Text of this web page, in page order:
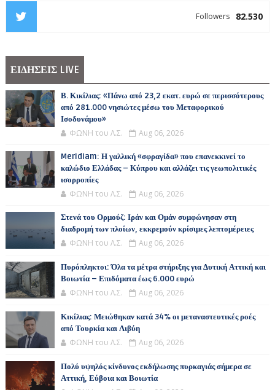
82.530
Followers
ΕΙΔΗΣΕΙΣ LIVE
Β. Κικίλιας: «Πάνω από 23,2 εκατ. ευρώ σε περισσότερους
από 281.000 νησιώτες μέσω του Μεταφορικού
Ισοδυνάμου»
ΦΩΝΗ του Λ.Σ. Aug 06, 2026
Meridiam: Η γαλλική «σφραγίδα» που επανεκκινεί το
καλώδιο Ελλάδας – Κύπρου και αλλάζει τις γεωπολιτικές
ισορροπίες
ΦΩΝΗ του Λ.Σ. Aug 06, 2026
Στενά του Ορμούζ: Ιράν και Ομάν συμφώνησαν στη
διαδρομή των πλοίων, εκκρεμούν κρίσιμες λεπτομέρειες
ΦΩΝΗ του Λ.Σ. Aug 06, 2026
Πυρόπληκτοι: Όλα τα μέτρα στήριξης για Δυτική Αττική και
Βοιωτία – Επιδόματα έως 6.000 ευρώ
ΦΩΝΗ του Λ.Σ. Aug 06, 2026
Κικίλιας: Μειώθηκαν κατά 34% οι μεταναστευτικές ροές
από Τουρκία και Λιβύη
ΦΩΝΗ του Λ.Σ. Aug 06, 2026
Πολύ υψηλός κίνδυνος εκδήλωσης πυρκαγιάς σήμερα σε
Αττική, Εύβοια και Βοιωτία